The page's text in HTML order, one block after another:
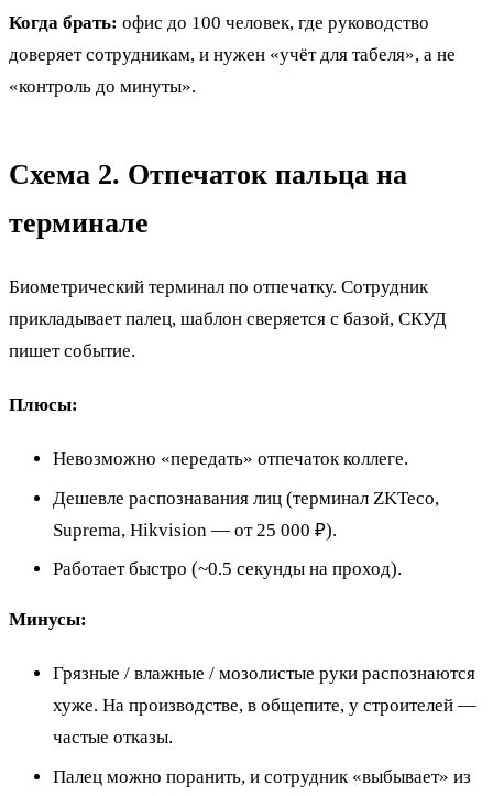
Когда брать: офис до 100 человек, где руководство
доверяет сотрудникам, и нужен «учёт для табеля», а не
«контроль до минуты».
Схема 2. Отпечаток пальца на
терминале
Биометрический терминал по отпечатку. Сотрудник
прикладывает палец, шаблон сверяется с базой, СКУД
пишет событие.
Плюсы:
Невозможно «передать» отпечаток коллеге.
Дешевле распознавания лиц (терминал ZKTeco,
Suprema, Hikvision — от 25 000 ₽).
Работает быстро (~0.5 секунды на проход).
Минусы:
Грязные / влажные / мозолистые руки распознаются
хуже. На производстве, в общепите, у строителей —
частые отказы.
Палец можно поранить, и сотрудник «выбывает» из